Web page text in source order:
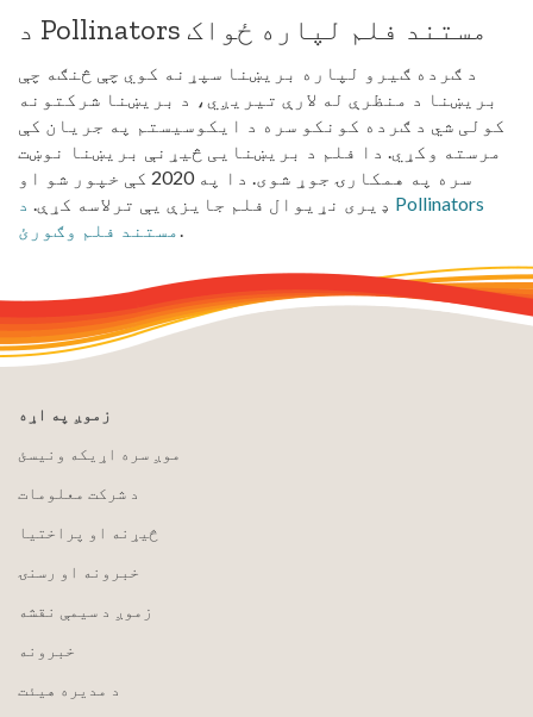
د Pollinators مستند فلم لپاره ځواک
د ګرده ګیرو لپاره بریښنا سپړنه کوي چې څنګه چې
بریښنا د منظرې له لارې تیریږي، د بریښنا شرکتونه
کولی شي د ګرده کونکو سره د ایکوسیستم په جریان کې
مرسته وکړي. دا فلم د بریښنایی څیړنې بریښنا نوښت
سره په همکارۍ جوړ شوی. دا په 2020 کې خپور شو او
ډیری نړیوال فلم جایزې یې ترلاسه کړې. د Pollinators
مستند فلم وګورئ.
زموږ په اړه
موږ سره اړیکه ونیسئ
د شرکت معلومات
څیړنه او پراختیا
خبرونه او رسنۍ
زموږ د سیمې نقشه
خبرونه
د مدیره هیئت